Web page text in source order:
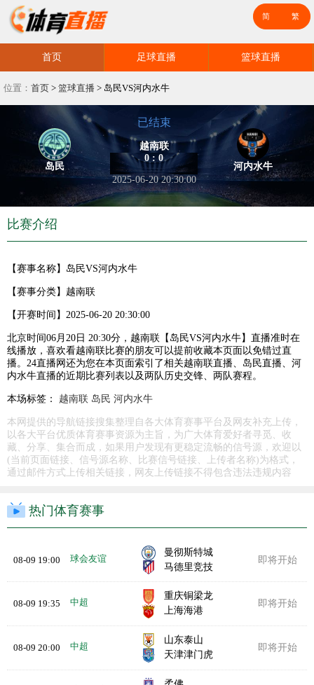
首页 足球直播 篮球直播
位置： 首页 > 篮球直播 > 岛民VS河内水牛
岛民
已结束
越南联
0 : 0
2025-06-20 20:30:00
河内水牛
比赛介绍
【赛事名称】 岛民VS河内水牛
【赛事分类】 越南联
【开赛时间】 2025-06-20 20:30:00
北京时间06月20日 20:30分，越南联【岛民VS河内水牛】直播准时在
线播放，喜欢看越南联比赛的朋友可以提前收藏本页面以免错过直
播。24直播网还为您在本页面索引了相关越南联直播、岛民直播、河
内水牛直播的近期比赛列表以及两队历史交锋、两队赛程。
本场标签： 越南联 岛民 河内水牛
本网提供的导航链接搜集整理自各大体育赛事平台及网友补充上传，
以各大平台优质体育赛事资源为主旨，为广大体育爱好者寻觅、收
藏、分享、集合而成，如果用户发现有更稳定流畅的信号源，欢迎以
(当前页面链接、信号源名称、比赛信号链接、上传者名称)为格式，
通过邮件方式上传相关链接，网友上传链接不得包含违法违规内容
热门体育赛事
08-09 19:00 球会友谊
曼彻斯特城
马德里竞技
即将开始
08-09 19:35 中超
重庆铜梁龙
上海海港
即将开始
08-09 20:00 中超
山东泰山
天津津门虎
即将开始